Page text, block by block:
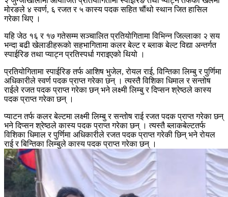
मोरङले ४ स्वर्ण, ६ रजत र ५ कास्य पदक सहित चौंथो स्थान जित हासिल
गरेका थिए ।
यहि जेठ १६ र १७ गतेसम्म सञ्चालित प्रतियोगितामा विभिन्न जिल्लाका २ सय
भन्दा बढी खेलाडीहरूको सहभागितामा कलर बेल्ट र ब्लाक बेल्ट विद्या अन्तर्गत
स्पाईरिङ तथा प्याट्न प्रतिस्पर्धा गराइएको थियो ।
प्रतियोगितामा स्पाईरिङ तर्फ आशिष भुजेल, रोयल राई, विन्तिका लिम्बु र पुर्णिमा
अधिकारीले स्वर्ण पदक प्राप्त गरेका छन् । त्यस्तै विशिका धिमाल र सन्तोष
राईले रजत पदक प्राप्त गरेका छन् भने लक्ष्मी लिम्बु र दिप्सन श्रेष्ठले कास्य
पदक प्राप्त गरेका छन् ।
प्याटन तर्फ कलर बेल्टमा लक्ष्मी लिम्बु र सन्तोष राई रजत पदक प्राप्त गरेका छन्
भने दिप्सन श्रेष्ठले कास्य पदक प्राप्त गरेका छन् । त्यस्तै ब्लाकबेल्टतर्फ
विशिका धिमाल र पुर्णिमा अधिकारीले रजत पदक प्राप्त गरेकी छिन् भने रोयल
राई र बिन्तिका लिम्बुले कास्य पदक प्राप्त गरेका छन् ।